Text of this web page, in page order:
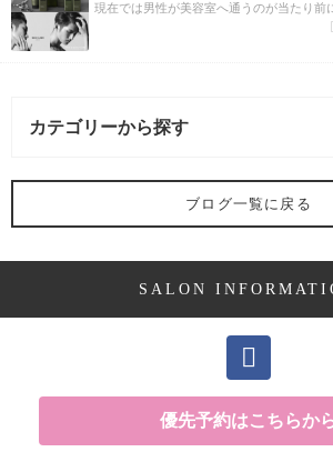
現在では男性が美容室へ通うのが当たり前
カテゴリーから探す
求人 (2記事)
ママ向け (10記事)
ブログ一覧に戻る
SALON
優先予約はこちらか